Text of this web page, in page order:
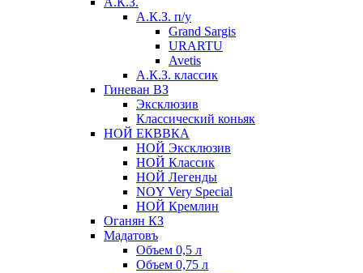
А.К.З. п/у
Grand Sargis
URARTU
Avetis
А.К.З. классик
Гиневан ВЗ
Эксклюзив
Классический коньяк
НОЙ ЕКВВКА
НОЙ Эксклюзив
НОЙ Классик
НОЙ Легенды
NOY Very Speсial
НОЙ Кремлин
Оганян КЗ
Мадатовъ
Объем 0,5 л
Объем 0,75 л